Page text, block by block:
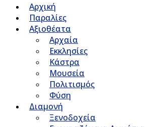
Αρχική
Παραλίες
Αξιοθέατα
Αρχαία
Εκκλησίες
Κάστρα
Μουσεία
Πολιτισμός
Φύση
Διαμονή
Ξενοδοχεία